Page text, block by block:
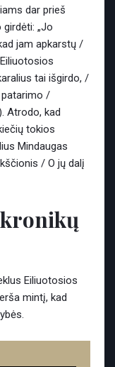
dar prieš
„Jo
jam apkarstų /
tai išgirdo, /
/
Atrodo, kad
tokios
Mindaugas
/ O jų dalį
kronikų
Eiliuotosios
mintį, kad